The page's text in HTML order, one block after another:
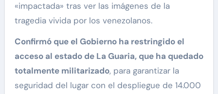
«impactada» tras ver las imágenes de la
tragedia vivida por los venezolanos.
Confirmó que el Gobierno ha restringido el
acceso al estado de La Guaria, que ha quedado
totalmente militarizado, para garantizar la
seguridad del lugar con el despliegue de 14.000